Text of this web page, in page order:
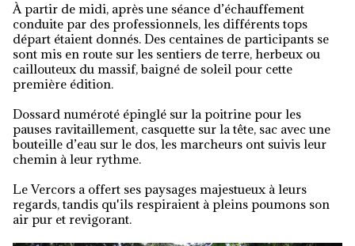
À partir de midi, après une séance d’échauffement
conduite par des professionnels, les différents tops
départ étaient donnés. Des centaines de participants se
sont mis en route sur les sentiers de terre, herbeux ou
caillouteux du massif, baigné de soleil pour cette
première édition.
Dossard numéroté épinglé sur la poitrine pour les
pauses ravitaillement, casquette sur la tête, sac avec une
bouteille d’eau sur le dos, les marcheurs ont suivis leur
chemin à leur rythme.
Le Vercors a offert ses paysages majestueux à leurs
regards, tandis qu'ils respiraient à pleins poumons son
air pur et revigorant.